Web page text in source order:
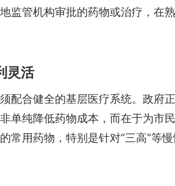
监管机构审批的药物或治疗，在
灵活
配合健全的基层医疗系统。政
单纯降低药物成本，而在于为市
常用药物，特别是针对“三高”等